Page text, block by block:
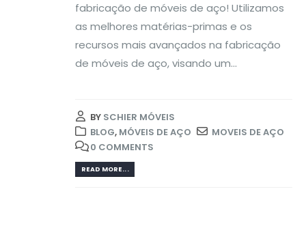
fabricação de móveis de aço! Utilizamos
as melhores matérias-primas e os
recursos mais avançados na fabricação
de móveis de aço, visando um...
BY SCHIER MÓVEIS
BLOG, MÓVEIS DE AÇO
MOVEIS DE AÇO
0 COMMENTS
READ MORE...